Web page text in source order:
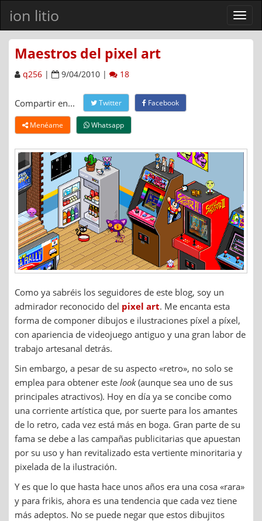
ion litio
Ver
menú
Maestros del pixel art
q256 | 9/04/2010 | 18
Compartir en... Twitter Facebook
Menéame Whatsapp
Como ya sabréis los seguidores de este blog, soy un
admirador reconocido del pixel art. Me encanta esta
forma de componer dibujos e ilustraciones píxel a píxel,
con apariencia de videojuego antiguo y una gran labor de
trabajo artesanal detrás.
Sin embargo, a pesar de su aspecto «retro», no solo se
emplea para obtener este look(aunque sea uno de sus
principales atractivos). Hoy en día ya se concibe como
una corriente artística que, por suerte para los amantes
de lo retro, cada vez está más en boga. Gran parte de su
fama se debe a las campañas publicitarias que apuestan
por su uso y han revitalizado esta vertiente minoritaria y
pixelada de la ilustración.
Y es que lo que hasta hace unos años era una cosa «rara»
y para frikis, ahora es una tendencia que cada vez tiene
más adeptos. No se puede negar que estos dibujitos